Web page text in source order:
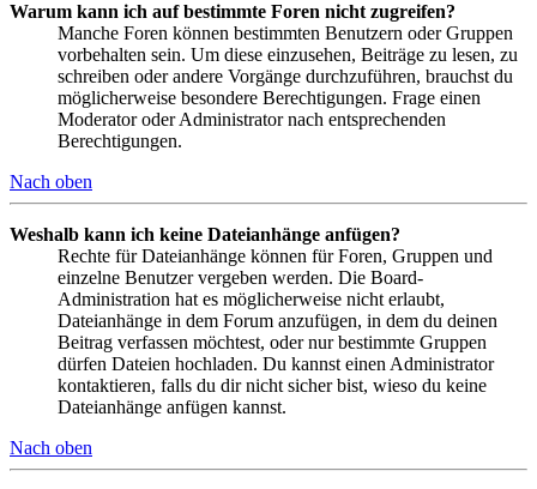
Warum kann ich auf bestimmte Foren nicht zugreifen?
Manche Foren können bestimmten Benutzern oder Gruppen
vorbehalten sein. Um diese einzusehen, Beiträge zu lesen, zu
schreiben oder andere Vorgänge durchzuführen, brauchst du
möglicherweise besondere Berechtigungen. Frage einen
Moderator oder Administrator nach entsprechenden
Berechtigungen.
Nach oben
Weshalb kann ich keine Dateianhänge anfügen?
Rechte für Dateianhänge können für Foren, Gruppen und
einzelne Benutzer vergeben werden. Die Board-
Administration hat es möglicherweise nicht erlaubt,
Dateianhänge in dem Forum anzufügen, in dem du deinen
Beitrag verfassen möchtest, oder nur bestimmte Gruppen
dürfen Dateien hochladen. Du kannst einen Administrator
kontaktieren, falls du dir nicht sicher bist, wieso du keine
Dateianhänge anfügen kannst.
Nach oben